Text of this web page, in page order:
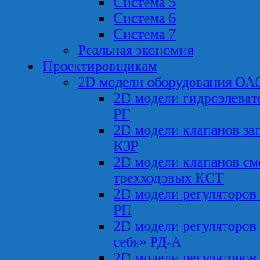
Система 6
Система 7
Реальная экономия
Проектировщикам
2D модели оборудования
2D модели
РГ
2D модели клапанов
КЗР
2D модели клапанов
трехходовых КСТ
2D модели
РП
2D модели
себя» РД-А